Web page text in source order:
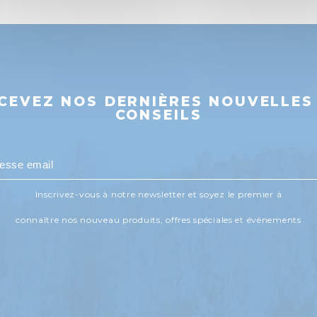
NOS DERNIÈRES
CONSEILS
Inscrivez-vous à notre newsletter et soyez le premier à
connaître nos nouveau produits, offres spéciales et évènements